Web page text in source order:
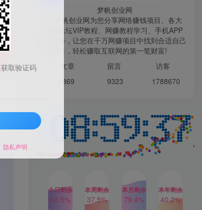
1W+人已阅读
多多视频撸收益最新玩法，
高收益技术，单日变现
2000+，附赠全套技术资料
2年前 1W+人已阅读
男粉，收益轻松突破四位
数，操作简单 上手难度低
2年前 1W+人已阅读
梦帆创业网
梦帆创业网为您分享网络赚钱项目、各大
网赚论坛VIP教程、网赚教程学习、手机APP
赚钱等，让您在千万网赚项目中找到合适自己
的项目，轻松赚取互联网的第一笔财富!
文章 留言 访客
6869 9323 1788670
今日剩余
62.5%
本周剩余
37.5%
本月剩余
79.4%
本年剩余
40.2%
获取验证码
隐私声明